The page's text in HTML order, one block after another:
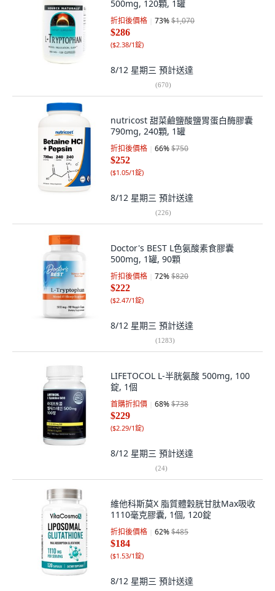
500mg, 120顆, 1罐
折扣後價格 73%$1,070
$286
($2.38/1錠)
8/12 星期三 預計送達
(670)
nutricost 甜菜鹼鹽酸鹽胃蛋白酶膠囊
790mg, 240顆, 1罐
折扣後價格 66%$750
$252
($1.05/1錠)
8/12 星期三 預計送達
(226)
Doctor's BEST L色氨酸素食膠囊
500mg, 1罐, 90顆
折扣後價格 72%$820
$222
($2.47/1錠)
8/12 星期三 預計送達
(1283)
LIFETOCOL L-半胱氨酸 500mg, 100
錠, 1個
首購折扣價 68%$738
$229
($2.29/1錠)
8/12 星期三 預計送達
(24)
維他科斯莫X 脂質體穀胱甘肽Max吸收
1110毫克膠囊, 1個, 120錠
折扣後價格 62%$485
$184
($1.53/1錠)
8/12 星期三 預計送達